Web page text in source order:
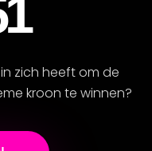
zich heeft om de
kroon te winnen?